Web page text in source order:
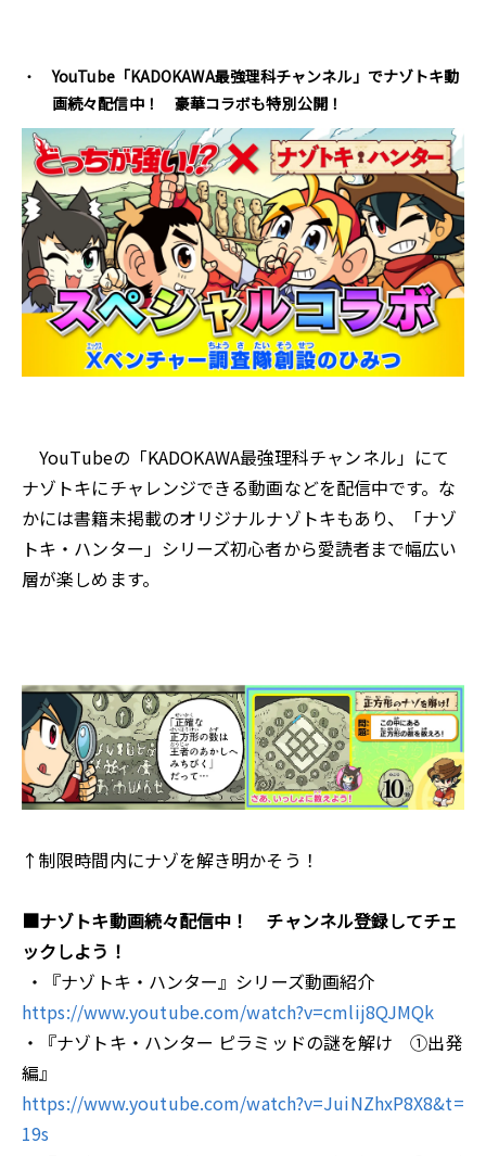
YouTube「KADOKAWA最強理科チャンネル」でナゾトキ動
画続々配信中！ 豪華コラボも特別公開！
YouTubeの「KADOKAWA最強理科チャンネル」にて
ナゾトキにチャレンジできる動画などを配信中です。な
かには書籍未掲載のオリジナルナゾトキもあり、「ナゾ
トキ・ハンター」シリーズ初心者から愛読者まで幅広い
層が楽しめます。
↑制限時間内にナゾを解き明かそう！
■ナゾトキ動画続々配信中！ チャンネル登録してチェ
ックしよう！
・『ナゾトキ・ハンター』シリーズ動画紹介
https://www.youtube.com/watch?v=cmlij8QJMQk
・『ナゾトキ・ハンター ピラミッドの謎を解け ①出発
編』
https://www.youtube.com/watch?v=JuiNZhxP8X8&t=
19s